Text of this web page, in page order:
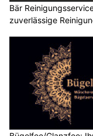
Bär
zuverlässige